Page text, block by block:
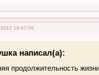
18:47:08
написал(а):
продолжительность